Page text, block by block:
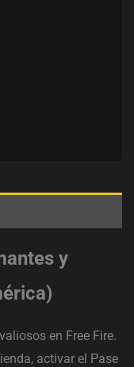
y
en Free Fire.
activar el Pase